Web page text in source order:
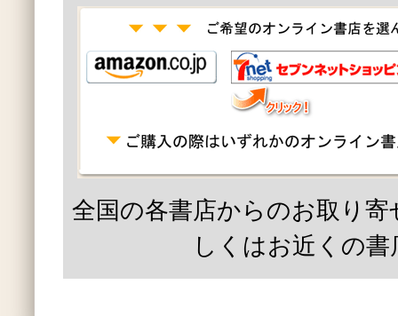
全国の各書店からのお取り
しくはお近くの書